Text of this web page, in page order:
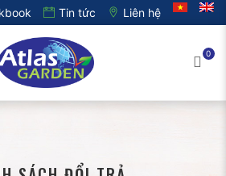
Tin tức Liên hệ
0